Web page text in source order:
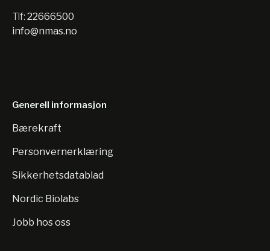
Tlf: 22666500
info@nmas.no
Generell informasjon
Bærekraft
Personvernerklæring
Sikkerhetsdatablad
Nordic Biolabs
Jobb hos oss